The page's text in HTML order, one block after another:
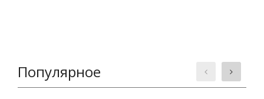
Популярное